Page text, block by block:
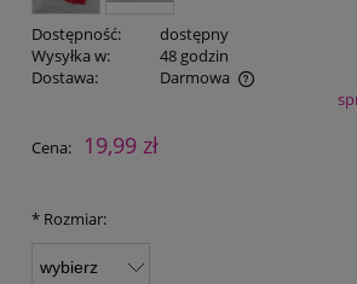
Dostępność:
dostępny
Wysyłka w:
48 godzin
Dostawa:
Darmowa
Cena nie zawiera ewentualnych kosztów
Cena: 19,99 zł
* Rozmiar: